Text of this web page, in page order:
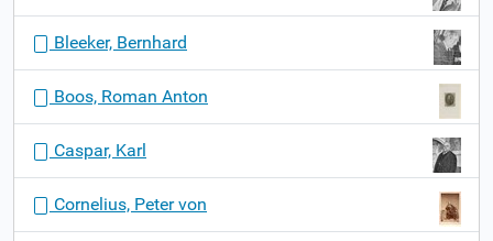
Bleeker, Bernhard
Boos, Roman Anton
Caspar, Karl
Cornelius, Peter von